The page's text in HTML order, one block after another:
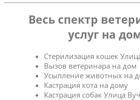
Весь спектр
услуг на
Стерилизация кошек
Вызов ветеринара на дом
Усыпление животных на
Кастрация кота на дому
Кастрация собак Улица